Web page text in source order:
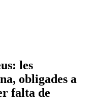
les
obligades a
falta de